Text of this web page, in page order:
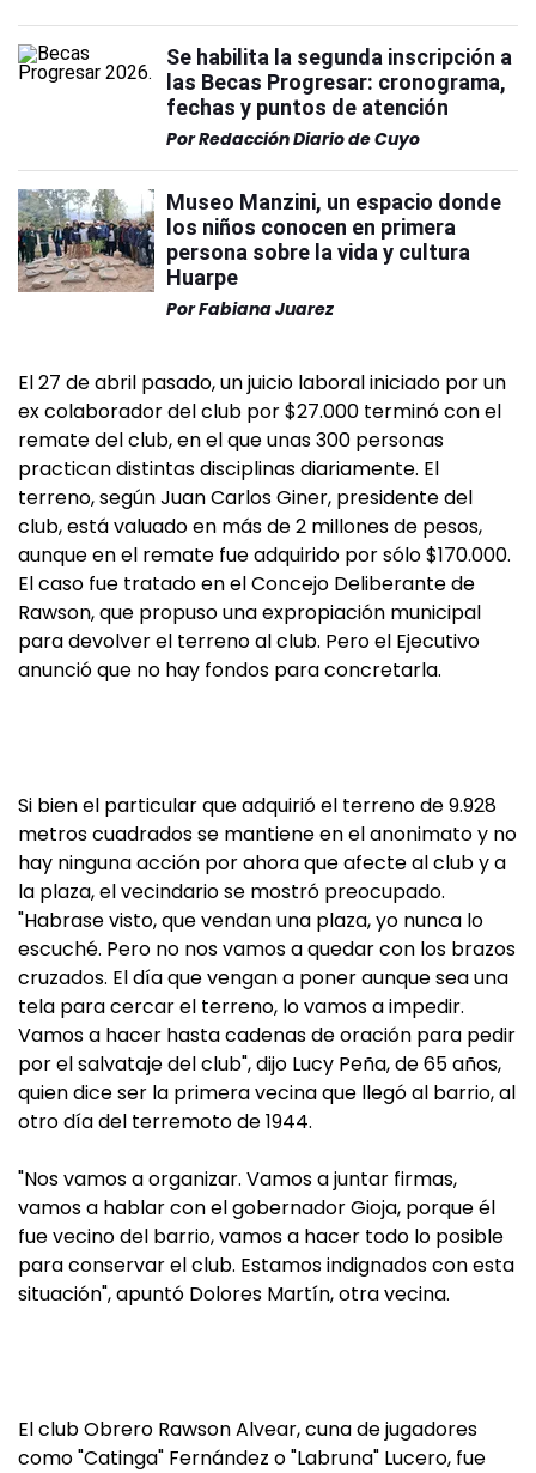
Se habilita la segunda inscripción a
las Becas Progresar: cronograma,
fechas y puntos de atención
PorRedacción Diario de Cuyo
Museo Manzini, un espacio donde
los niños conocen en primera
persona sobre la vida y cultura
Huarpe
PorFabiana Juarez
El 27 de abril pasado, un juicio laboral iniciado por un
ex colaborador del club por $27.000 terminó con el
remate del club, en el que unas 300 personas
practican distintas disciplinas diariamente. El
terreno, según Juan Carlos Giner, presidente del
club, está valuado en más de 2 millones de pesos,
aunque en el remate fue adquirido por sólo $170.000.
El caso fue tratado en el Concejo Deliberante de
Rawson, que propuso una expropiación municipal
para devolver el terreno al club. Pero el Ejecutivo
anunció que no hay fondos para concretarla.
Si bien el particular que adquirió el terreno de 9.928
metros cuadrados se mantiene en el anonimato y no
hay ninguna acción por ahora que afecte al club y a
la plaza, el vecindario se mostró preocupado.
"Habrase visto, que vendan una plaza, yo nunca lo
escuché. Pero no nos vamos a quedar con los brazos
cruzados. El día que vengan a poner aunque sea una
tela para cercar el terreno, lo vamos a impedir.
Vamos a hacer hasta cadenas de oración para pedir
por el salvataje del club", dijo Lucy Peña, de 65 años,
quien dice ser la primera vecina que llegó al barrio, al
otro día del terremoto de 1944.
"Nos vamos a organizar. Vamos a juntar firmas,
vamos a hablar con el gobernador Gioja, porque él
fue vecino del barrio, vamos a hacer todo lo posible
para conservar el club. Estamos indignados con esta
situación", apuntó Dolores Martín, otra vecina.
El club Obrero Rawson Alvear, cuna de jugadores
como "Catinga" Fernández o "Labruna" Lucero, fue